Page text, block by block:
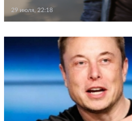
29 июля, 22:18